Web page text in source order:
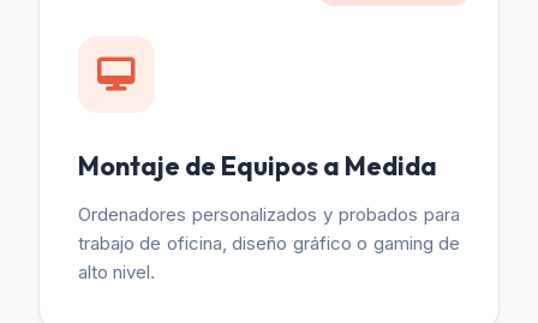
Montaje de Equipos a Medida
Ordenadores personalizados y probados para
trabajo de oficina, diseño gráfico o gaming de
alto nivel.